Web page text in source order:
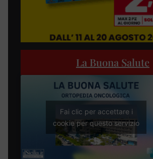
La Buona Salute
Fai clic per accettare i
cookie per questo servizio